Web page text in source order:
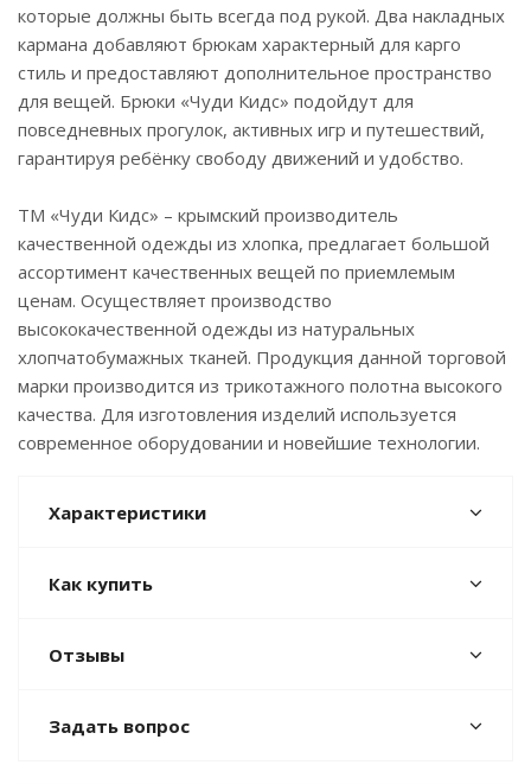
которые должны быть всегда под рукой. Два накладных
кармана добавляют брюкам характерный для карго
стиль и предоставляют дополнительное пространство
для вещей. Брюки «Чуди Кидс» подойдут для
повседневных прогулок, активных игр и путешествий,
гарантируя ребёнку свободу движений и удобство.
ТМ «Чуди Кидс» – крымский производитель
качественной одежды из хлопка, предлагает большой
ассортимент качественных вещей по приемлемым
ценам. Осуществляет производство
высококачественной одежды из натуральных
хлопчатобумажных тканей. Продукция данной торговой
марки производится из трикотажного полотна высокого
качества. Для изготовления изделий используется
современное оборудовании и новейшие технологии.
Характеристики
Как купить
Отзывы
Задать вопрос